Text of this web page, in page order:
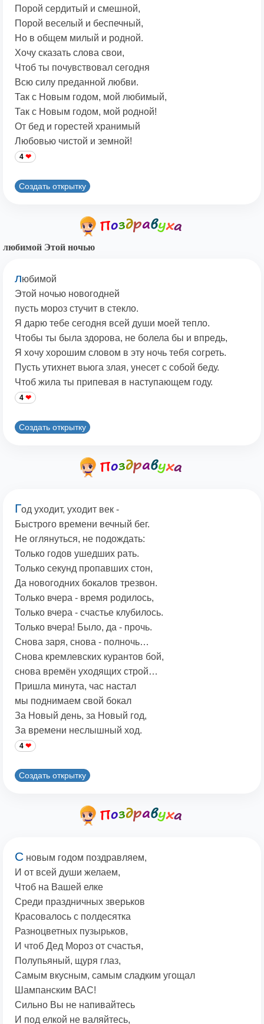
Порой сердитый и смешной,
Порой веселый и беспечный,
Но в общем милый и родной.
Хочу сказать слова свои,
Чтоб ты почувствовал сегодня
Всю силу преданной любви.
Так с Новым годом, мой любимый,
Так с Новым годом, мой родной!
От бед и горестей хранимый
Любовью чистой и земной!
4
Создать открытку
любимой Этой ночью
любимой
Этой ночью новогодней
пусть мороз стучит в стекло.
Я дарю тебе сегодня всей души моей тепло.
Чтобы ты была здорова, не болела бы и впредь,
Я хочу хорошим словом в эту ночь тебя согреть.
Пусть утихнет вьюга злая, унесет с собой беду.
Чтоб жила ты припевая в наступающем году.
4
Создать открытку
Год уходит, уходит век -
Быстрого времени вечный бег.
Не оглянуться, не подождать:
Только годов ушедших рать.
Только секунд пропавших стон,
Да новогодних бокалов трезвон.
Только вчера - время родилось,
Только вчера - счастье клубилось.
Только вчера! Было, да - прочь.
Снова заря, снова - полночь…
Снова кремлевских курантов бой,
снова времён уходящих строй…
Пришла минута, час настал
мы поднимаем свой бокал
За Новый день, за Новый год,
За времени неслышный ход.
4
Создать открытку
С новым годом поздравляем,
И от всей души желаем,
Чтоб на Вашей елке
Среди праздничных зверьков
Красовалось с полдесятка
Разноцветных пузырьков,
И чтоб Дед Мороз от счастья,
Полупьяный, щуря глаз,
Самым вкусным, самым сладким угощал
Шампанским ВАС!
Сильно Вы не напивайтесь
И под елкой не валяйтесь,